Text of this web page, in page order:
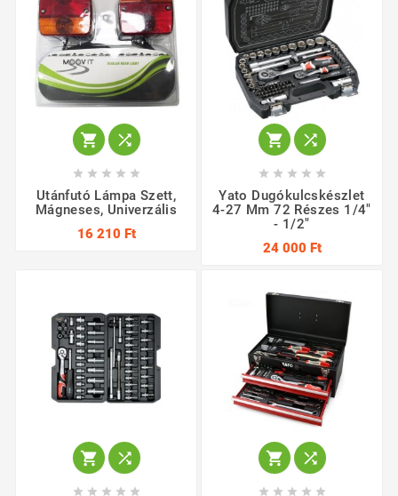
 
    
Utánfutó Lámpa Szett,
Mágneses, Univerzális
16 210 Ft
 
    
Yato Dugókulcskészlet
4-27 Mm 72 Részes 1/4"
- 1/2"
24 000 Ft
 
    
 
    